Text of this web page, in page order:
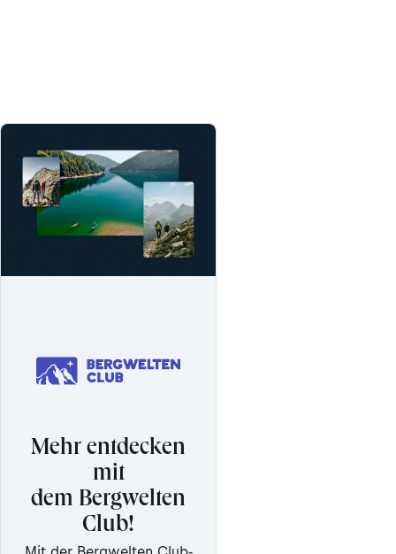
Mehr entdecken
mit
dem Bergwelten
Club!